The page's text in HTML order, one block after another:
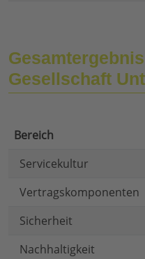
Gesellschaft
Bereich
Servicekultur
Vertragskomponenten
Sicherheit
Nachhaltigkeit